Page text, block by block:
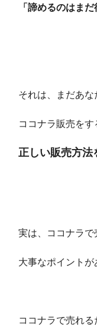
「諦めるのはま
それは、まだあな
ココナラ販売を
正しい販売方法
実は、ココナラ
大事なポイントが
ココナラで売れる